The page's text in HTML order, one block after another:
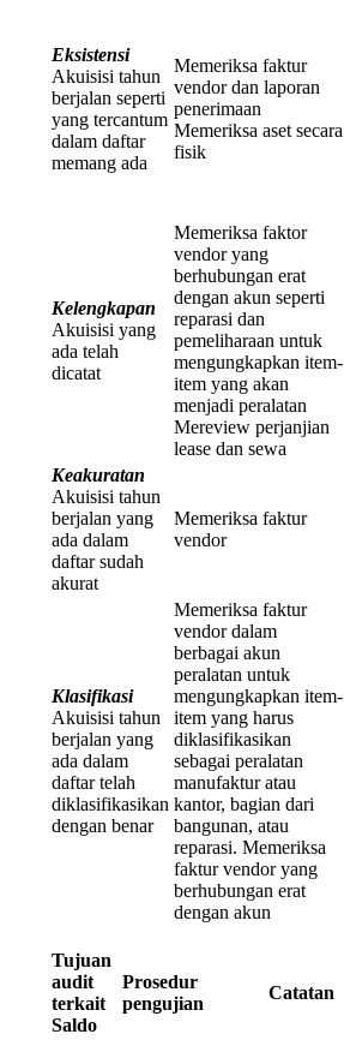
Eksistensi
Akuisisi tahun
berjalan seperti
yang tercantum
dalam daftar
memang ada
Memeriksa faktur
vendor dan laporan
penerimaan
Memeriksa aset secara
fisik
Kelengkapan
Akuisisi yang
ada telah
dicatat
Memeriksa faktor
vendor yang
berhubungan erat
dengan akun seperti
reparasi dan
pemeliharaan untuk
mengungkapkan item-
item yang akan
menjadi peralatan
Mereview perjanjian
lease dan sewa
Keakuratan
Akuisisi tahun
berjalan yang
ada dalam
daftar sudah
akurat
Memeriksa faktur
vendor
Klasifikasi
Akuisisi tahun
berjalan yang
ada dalam
daftar telah
diklasifikasikan
dengan benar
Memeriksa faktur
vendor dalam
berbagai akun
peralatan untuk
mengungkapkan item-
item yang harus
diklasifikasikan
sebagai peralatan
manufaktur atau
kantor, bagian dari
bangunan, atau
reparasi. Memeriksa
faktur vendor yang
berhubungan erat
dengan akun
Tujuan
audit
terkait
Saldo
Prosedur
pengujian
Catatan